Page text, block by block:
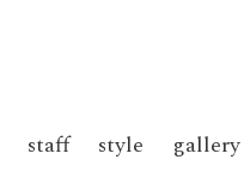
staff style gallery